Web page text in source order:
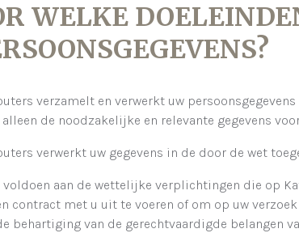
WELKE
verzamelt en verwerkt uw
de noodzakelijke en relevante gegevens
verwerkt uw gegevens in de door de wet
voldoen aan de wettelijke verplichtingen die op
contract met u uit te voeren of om op uw
behartiging van de gerechtvaardigde belangen